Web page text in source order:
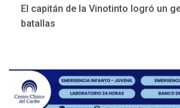
El capitán de la Vinotinto logró un
batallas
ÚLTIMA HORA
REGIONALES
Instituciones